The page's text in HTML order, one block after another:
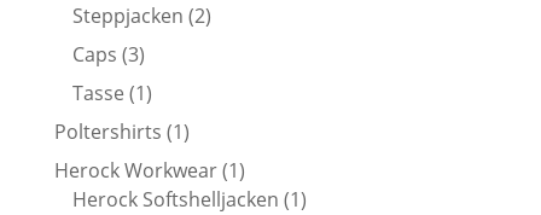
Steppjacken 22
Caps 33
Produkte
Tasse 11
Produkt
Poltershirts 11
Produkt
Herock Workwear 11
Produkt
Herock Softshelljacken 11